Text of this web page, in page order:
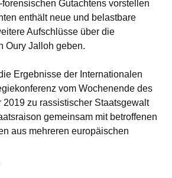
Gutachtens vorstellen
enthält neue und belastbare
Aufschlüsse über die
Oury Jalloh geben.
Ergebnisse der Internationalen
vom Wochenende des
2019 zu rassistischer Staatsgewalt
gemeinsam mit betroffenen
aus mehreren europäischen